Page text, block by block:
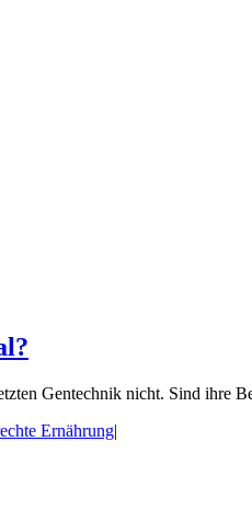
Gentechnik nicht. Sind ihre
Ernährung|